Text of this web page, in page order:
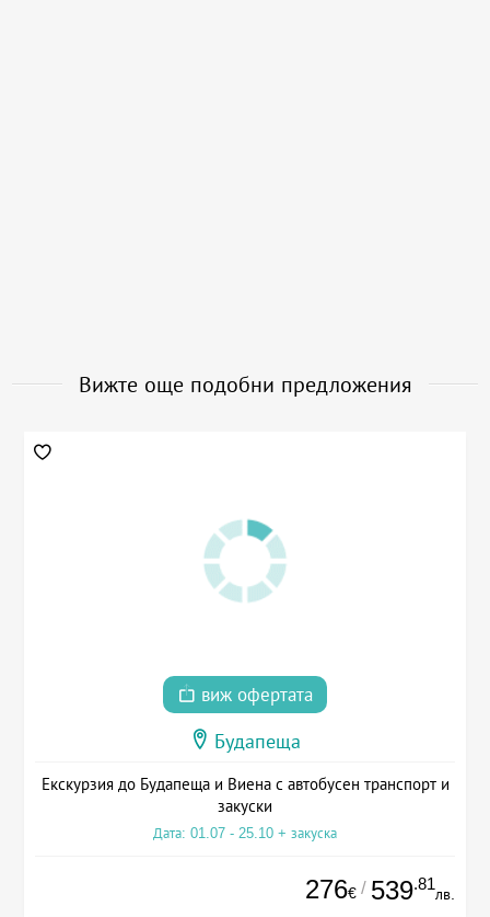
Вижте още подобни предложения
виж офертата
Будапеща
Екскурзия до Будапеща и Виена с автобусен транспорт и
закуски
Дата: 01.07 - 25.10 + закуска
276€ / 539.81
лв.